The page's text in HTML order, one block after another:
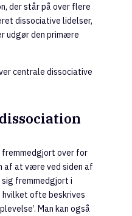
der står på over flere
dissociative lidelser,
udgør den primære
centrale dissociative
over for
af at være ved siden af
sig fremmedgjort i
hvilket ofte beskrives
Man kan også